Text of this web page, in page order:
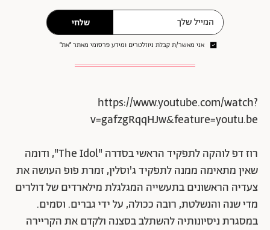
שלחי
אני מאשר/ת קבלת ניוזלטרים ומידע פרסומי מאתר ״את״
https://www.youtube.com/watch?
v=gafzgRqqHJw&feature=youtu.be
רוז דפ לוהקה לתפקיד הראשי בסדרה "The Idol", ודומה
שאין מתאימה ממנה לתפקיד ג'וסלין, זמרת פופ העושה את
צעדיה הראשונים בתעשייה המגלגלת מילארדים של דולרים
מדי שנה והנשלטת, רובה ככולה, על ידי גברים. וסמים.
במסגרת ניסיונותיה להשתלב בסצנה ולקדם את הקריירה